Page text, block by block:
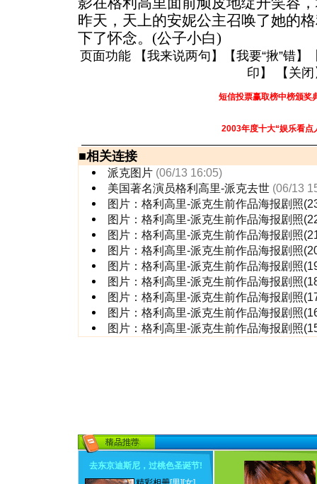
昨天，天上的安妮公主召唤了她的
下了怀念。(公子小白)
页面功能 【我来说两句 】【我要“揪”错】
印 】 【 关闭
短信投票赢取榜中榜颁奖
2003年度十大“娱乐看点
■相关连接
派克图片 (06/13 16:05)
美国著名演员格利高里-派克去世 (06/13
图片：格利高里-派克生前作品海报剧照
图片：格利高里-派克生前作品海报剧照
图片：格利高里-派克生前作品海报剧照
图片：格利高里-派克生前作品海报剧照
图片：格利高里-派克生前作品海报剧照
图片：格利高里-派克生前作品海报剧照
图片：格利高里-派克生前作品海报剧照
图片：格利高里-派克生前作品海报剧照
图片：格利高里-派克生前作品海报剧照
去东京迪斯尼，过桃色圣诞节!